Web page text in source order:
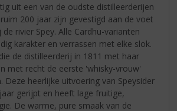
uit een van de oudste distilleerderijen
200 jaar zijn gevestigd aan de voet
rivier Spey. Alle Cardhu-varianten
karakter en verrassen met elke slok.
de distilleerderij in 1811 met haar
met recht de eerste 'whisky-vrouw'
Deze heerlijke uitvoering van Speysider
gerijpt en heeft lage fruitige,
De warme, pure smaak van de